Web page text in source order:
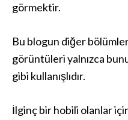
görmektir.
Bu blogun diğer
görüntüleri yalnızca
gibi kullanışlıdır.
İlginç bir hobili olanlar